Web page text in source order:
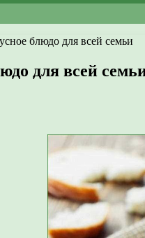
блюдо для всей семьи
для всей